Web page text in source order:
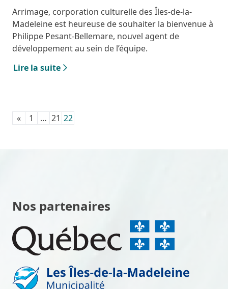
Arrimage, corporation culturelle des Îles-de-la-
Madeleine est heureuse de souhaiter la bienvenue à
Philippe Pesant-Bellemare, nouvel agent de
développement au sein de l’équipe.
Lire la suite
« 1 … 21 22
Nos partenaires